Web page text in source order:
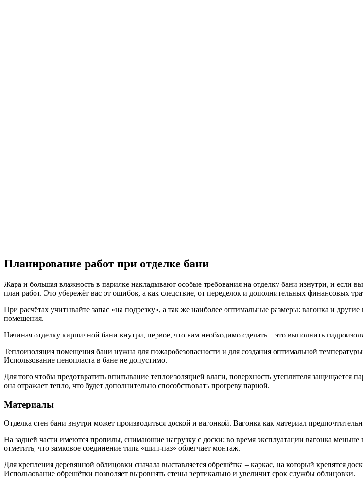
Планирование работ при отделке бани
Жара и большая влажность в парилке накладывают особые требования на отделку бани изнутри, и если
план работ. Это убережёт вас от ошибок, а как следствие, от переделок и дополнительных финансовых
При расчётах учитывайте запас «на подрезку», а так же наиболее оптимальные размеры: вагонка и
помещения.
Начиная отделку кирпичной бани внутри, первое, что вам необходимо сделать – это выполнить
Теплоизоляция помещения бани нужна для пожаробезопасности и для создания оптимальной
Использование пенопласта в бане не допустимо.
Для того чтобы предотвратить впитывание теплоизоляцией влаги, поверхность утеплителя
она отражает тепло, что будет дополнительно способствовать прогреву парной.
Материалы
Отделка стен бани внутри может производиться доской и вагонкой. Вагонка как материал
На задней части имеются пропилы, снимающие нагрузку с доски: во время эксплуатации вагонка
отметить, что замковое соединение типа «шип-паз» облегчает монтаж.
Для крепления деревянной облицовки сначала выставляется обрешётка – каркас, на который крепятся
Использование обрешётки позволяет выровнять стены вертикально и увеличит срок службы облицовки.